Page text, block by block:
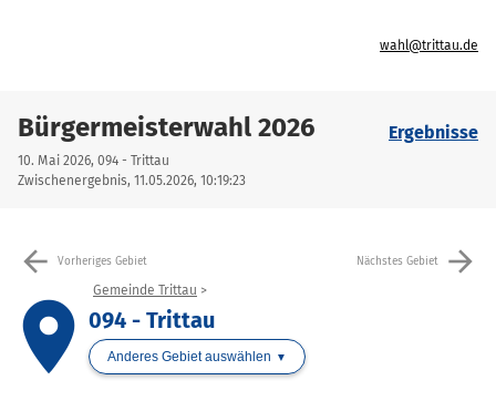
wahl@trittau.de
Bürgermeisterwahl 2026
10. Mai 2026, 094 - Trittau
Zwischenergebnis, 11.05.2026, 10:19:23
Ergebnisse
arrow_back Vorheriges Gebiet Nächstes Gebiet arrow_forward
place
Gemeinde Trittau
094 - Trittau
Anderes Gebiet auswählen